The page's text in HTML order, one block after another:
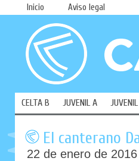
Inicio Aviso legal
CELTA B JUVENIL A
El canterano
22 de enero de 2016